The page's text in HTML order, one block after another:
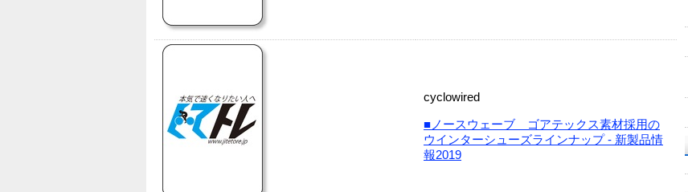
cyclowired
■ノースウェーブ ゴアテックス素材採用の
ウインターシューズラインナップ - 新製品情
報2019